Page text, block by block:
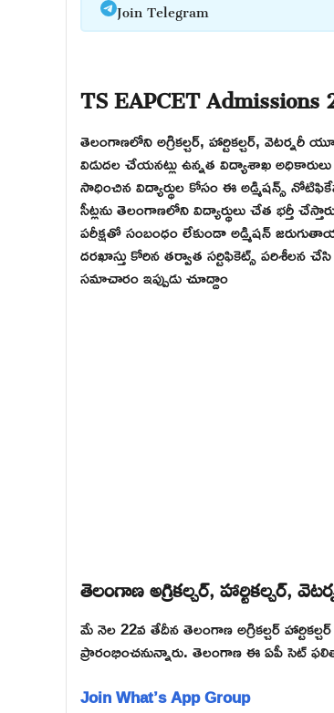
Join Telegram
TS EAPCET
తెలంగాణలోని అగ్రికల్చర్, హార్టికల్చర్,
విడుదల చేయనట్లు ఉన్నత విద్యాశాఖ
సాధించిన విద్యార్థుల కోసం ఈ అడ్మిషన్స్
సీట్లను తెలంగాణలోని విద్యార్థులు చేత భర్తీ
పరీక్షతో సంబంధం లేకుండా అడ్మిషన్
దరఖాస్తు కోరిన తర్వాత సర్టిఫికెట్స్ పరిశీలన
సమాచారం ఇప్పుడు చూద్దాం
తెలంగాణ అగ్రికల్చర్, హార్టికల్చర్,
మే నెల 22వ తేదీన తెలంగాణ అగ్రికల్చర్
ప్రారంభించనున్నారు. తెలంగాణ ఈ ఏపీ సెట్
Join What’s App Group